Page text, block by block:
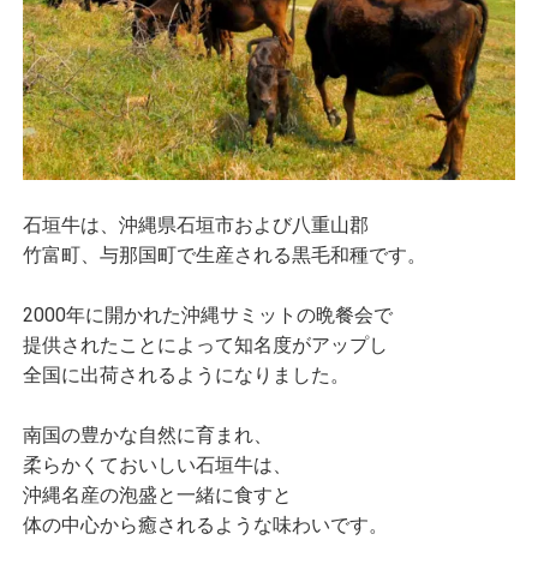
石垣牛は、沖縄県石垣市および八重山郡
竹富町、与那国町で生産される黒毛和種です。
2000年に開かれた沖縄サミットの晩餐会で
提供されたことによって知名度がアップし
全国に出荷されるようになりました。
南国の豊かな自然に育まれ、
柔らかくておいしい石垣牛は、
沖縄名産の泡盛と一緒に食すと
体の中心から癒されるような味わいです。